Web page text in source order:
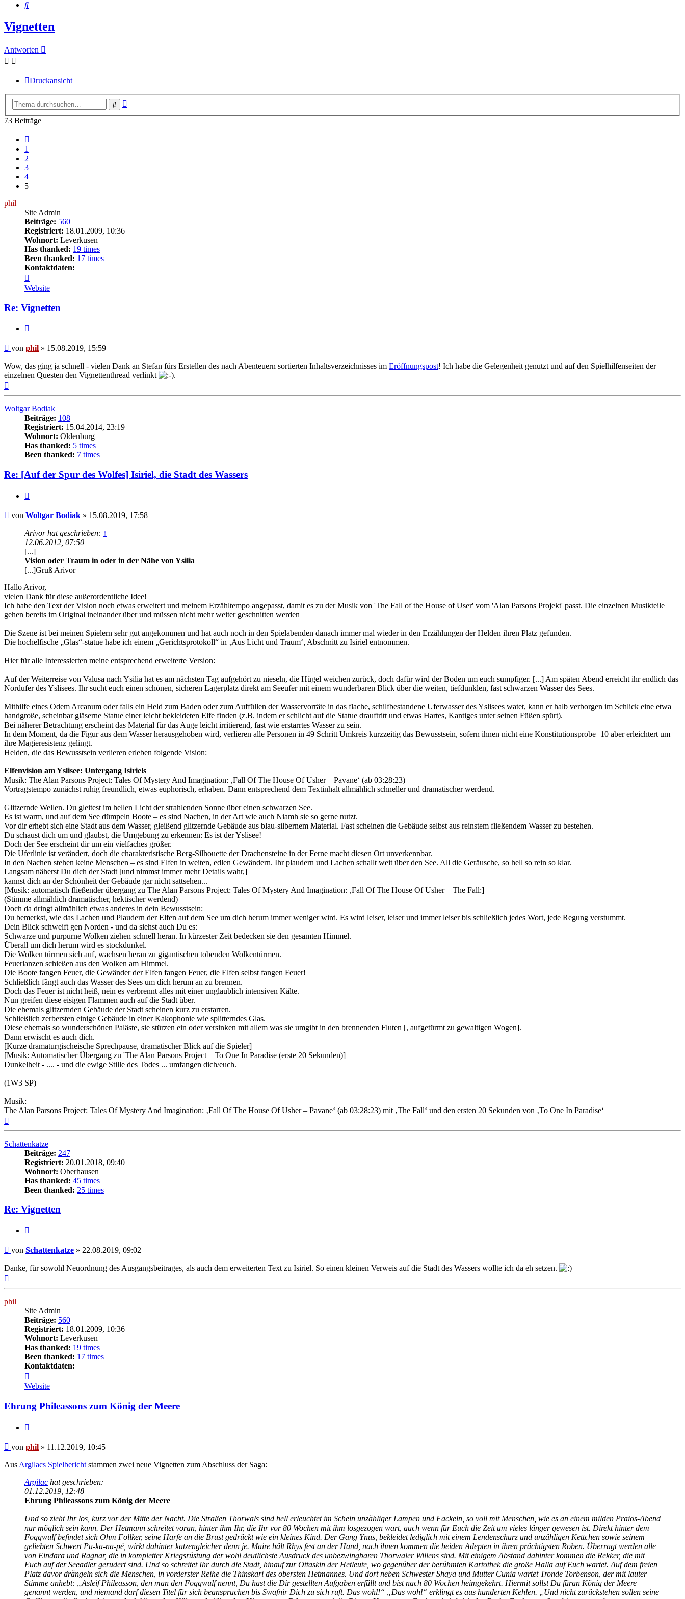
Suche
Vignetten
Antworten
Druckansicht
Suche
73 Beiträge
1
2
3
4
5
phil
Site Admin
Beiträge: 560
Registriert: 18.01.2009, 10:36
Wohnort: Leverkusen
Has thanked: 19 times
Been thanked: 17 times
Kontaktdaten:
von
phil
Website
Re: Vignetten
Beitrag
von phil » 15.08.2019, 15:59
Wow, das ging ja schnell - vielen Dank an Stefan fürs Erstellen des nach Abenteuern sortierten Inhaltsverzeichnisses im Eröffnungspost! Ich habe die Gelegenheit genutzt und auf den Spielhilfenseiten der
einzelnen Questen den Vignettenthread verlinkt
.
Woltgar Bodiak
Beiträge: 108
Registriert: 15.04.2014, 23:19
Wohnort: Oldenburg
Has thanked: 5 times
Been thanked: 7 times
Re: [Auf der Spur des Wolfes] Isiriel, die Stadt des Wassers
Beitrag
von Woltgar Bodiak » 15.08.2019, 17:58
Arivor hat geschrieben: ↑
12.06.2012, 07:50
[...]
Vision oder Traum in oder in der Nähe von Ysilia
[...]Gruß Arivor
Hallo Arivor,
vielen Dank für diese außerordentliche Idee!
Ich habe den Text der Vision noch etwas erweitert und meinem Erzähltempo angepasst, damit es zu der Musik von 'The Fall of the House of User' vom 'Alan Parsons Projekt' passt. Die einzelnen Musikteile
gehen bereits im Original ineinander über und müssen nicht mehr weiter geschnitten werden
Die Szene ist bei meinen Spielern sehr gut angekommen und hat auch noch in den Spielabenden danach immer mal wieder in den Erzählungen der Helden ihren Platz gefunden.
Die hochelfische „Glas“-statue habe ich einem „Gerichtsprotokoll“ in ‚Aus Licht und Traum‘, Abschnitt zu Isiriel entnommen.
Hier für alle Interessierten meine entsprechend erweiterte Version:
Auf der Weiterreise von Valusa nach Ysilia hat es am nächsten Tag aufgehört zu nieseln, die Hügel weichen zurück, doch dafür wird der Boden um euch sumpfiger. [...] Am späten Abend erreicht ihr endlich das
Nordufer des Yslisees. Ihr sucht euch einen schönen, sicheren Lagerplatz direkt am Seeufer mit einem wunderbaren Blick über die weiten, tiefdunklen, fast schwarzen Wasser des Sees.
Mithilfe eines Odem Arcanum oder falls ein Held zum Baden oder zum Auffüllen der Wasservorräte in das flache, schilfbestandene Uferwasser des Yslisees watet, kann er halb verborgen im Schlick eine etwa
handgroße, scheinbar gläserne Statue einer leicht bekleideten Elfe finden (z.B. indem er schlicht auf die Statue drauftritt und etwas Hartes, Kantiges unter seinen Füßen spürt).
Bei näherer Betrachtung erscheint das Material für das Auge leicht irritierend, fast wie erstarrtes Wasser zu sein.
In dem Moment, da die Figur aus dem Wasser herausgehoben wird, verlieren alle Personen in 49 Schritt Umkreis kurzzeitig das Bewusstsein, sofern ihnen nicht eine Konstitutionsprobe+10 aber erleichtert um
ihre Magieresistenz gelingt.
Helden, die das Bewusstsein verlieren erleben folgende Vision:
Elfenvision am Yslisee: Untergang Isiriels
Musik: The Alan Parsons Project: Tales Of Mystery And Imagination: ‚Fall Of The House Of Usher – Pavane‘ (ab 03:28:23)
Vortragstempo zunächst ruhig freundlich, etwas euphorisch, erhaben. Dann entsprechend dem Textinhalt allmählich schneller und dramatischer werdend.
Glitzernde Wellen. Du gleitest im hellen Licht der strahlenden Sonne über einen schwarzen See.
Es ist warm, und auf dem See dümpeln Boote – es sind Nachen, in der Art wie auch Niamh sie so gerne nutzt.
Vor dir erhebt sich eine Stadt aus dem Wasser, gleißend glitzernde Gebäude aus blau-silbernem Material. Fast scheinen die Gebäude selbst aus reinstem fließendem Wasser zu bestehen.
Du schaust dich um und glaubst, die Umgebung zu erkennen: Es ist der Yslisee!
Doch der See erscheint dir um ein vielfaches größer.
Die Uferlinie ist verändert, doch die charakteristische Berg-Silhouette der Drachensteine in der Ferne macht diesen Ort unverkennbar.
In den Nachen stehen keine Menschen – es sind Elfen in weiten, edlen Gewändern. Ihr plaudern und Lachen schallt weit über den See. All die Geräusche, so hell so rein so klar.
Langsam näherst Du dich der Stadt [und nimmst immer mehr Details wahr,]
kannst dich an der Schönheit der Gebäude gar nicht sattsehen...
[Musik: automatisch fließender übergang zu The Alan Parsons Project: Tales Of Mystery And Imagination: ‚Fall Of The House Of Usher – The Fall:]
(Stimme allmählich dramatischer, hektischer werdend)
Doch da dringt allmählich etwas anderes in dein Bewusstsein:
Du bemerkst, wie das Lachen und Plaudern der Elfen auf dem See um dich herum immer weniger wird. Es wird leiser, leiser und immer leiser bis schließlich jedes Wort, jede Regung verstummt.
Dein Blick schweift gen Norden - und da siehst auch Du es:
Schwarze und purpurne Wolken ziehen schnell heran. In kürzester Zeit bedecken sie den gesamten Himmel.
Überall um dich herum wird es stockdunkel.
Die Wolken türmen sich auf, wachsen heran zu gigantischen tobenden Wolkentürmen.
Feuerlanzen schießen aus den Wolken am Himmel.
Die Boote fangen Feuer, die Gewänder der Elfen fangen Feuer, die Elfen selbst fangen Feuer!
Schließlich fängt auch das Wasser des Sees um dich herum an zu brennen.
Doch das Feuer ist nicht heiß, nein es verbrennt alles mit einer unglaublich intensiven Kälte.
Nun greifen diese eisigen Flammen auch auf die Stadt über.
Die ehemals glitzernden Gebäude der Stadt scheinen kurz zu erstarren.
Schließlich zerbersten einige Gebäude in einer Kakophonie wie splitterndes Glas.
Diese ehemals so wunderschönen Paläste, sie stürzen ein oder versinken mit allem was sie umgibt in den brennenden Fluten [, aufgetürmt zu gewaltigen Wogen].
Dann erwischt es auch dich.
[Kurze dramaturgischeische Sprechpause, dramatischer Blick auf die Spieler]
[Musik: Automatischer Übergang zu 'The Alan Parsons Project – To One In Paradise (erste 20 Sekunden)]
Dunkelheit - .... - und die ewige Stille des Todes ... umfangen dich/euch.
(1W3 SP)
Musik:
The Alan Parsons Project: Tales Of Mystery And Imagination: ‚Fall Of The House Of Usher – Pavane‘ (ab 03:28:23) mit ‚The Fall‘ und den ersten 20 Sekunden von ‚To One In Paradise‘
Schattenkatze
Beiträge: 247
Registriert: 20.01.2018, 09:40
Wohnort: Oberhausen
Has thanked: 45 times
Been thanked: 25 times
Re: Vignetten
Beitrag
von Schattenkatze » 22.08.2019, 09:02
Danke, für sowohl Neuordnung des Ausgangsbeitrages, als auch dem erweiterten Text zu Isiriel. So einen kleinen Verweis auf die Stadt des Wassers wollte ich da eh setzen.
phil
Site Admin
Beiträge: 560
Registriert: 18.01.2009, 10:36
Wohnort: Leverkusen
Has thanked: 19 times
Been thanked: 17 times
Kontaktdaten:
von
phil
Website
Ehrung Phileassons zum König der Meere
Beitrag
von phil » 11.12.2019, 10:45
Aus Argilacs Spielbericht stammen zwei neue Vignetten zum Abschluss der Saga:
Argilac hat geschrieben:
01.12.2019, 12:48
Ehrung Phileassons zum König der Meere
Und so zieht Ihr los, kurz vor der Mitte der Nacht. Die Straßen Thorwals sind hell erleuchtet im Schein unzähliger Lampen und Fackeln, so voll mit Menschen, wie es an einem milden Praios-Abend
nur möglich sein kann. Der Hetmann schreitet voran, hinter ihm Ihr, die Ihr vor 80 Wochen mit ihm losgezogen wart, auch wenn für Euch die Zeit um vieles länger gewesen ist. Direkt hinter dem
Foggwulf befindet sich Ohm Follker, seine Harfe an die Brust gedrückt wie ein kleines Kind. Der Gang Ynus, bekleidet lediglich mit einem Lendenschurz und unzähligen Kettchen sowie seinem
geliebten Schwert Pu-ka-na-pé, wirkt dahinter katzengleicher denn je. Maire hält Rhys fest an der Hand, nach ihnen kommen die beiden Adepten in ihren prächtigsten Roben. Überragt werden alle
von Eindara und Ragnar, die in kompletter Kriegsrüstung der wohl deutlichste Ausdruck des unbezwingbaren Thorwaler Willens sind. Mit einigem Abstand dahinter kommen die Rekker, die mit
Euch auf der Seeadler gerudert sind. Und so schreitet Ihr durch die Stadt, hinauf zur Ottaskin der Hetleute, wo gegenüber der berühmten Kartothek die große Halla auf Euch wartet. Auf dem freien
Platz davor drängeln sich die Menschen, in vorderster Reihe die Thinskari des obersten Hetmannes. Und dort neben Schwester Shaya und Mutter Cunia wartet Tronde Torbenson, der mit lauter
Stimme anhebt: „Asleif Phileasson, den man den Foggwulf nennt, Du hast die Dir gestellten Aufgaben erfüllt und bist nach 80 Wochen heimgekehrt. Hiermit sollst Du füran König der Meere
genannt werden, und niemand darf diesen Titel für sich beanspruchen bis Swafnir Dich zu sich ruft. Das wohl!“ „Das wohl“ erklingt es aus hunderten Kehlen. „Und nicht zurückstehen sollen seine